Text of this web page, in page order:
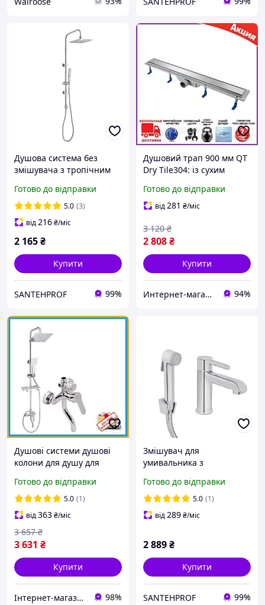
Душова система без
змішувача з тропічним
шлангом QT1001CRM
Готово до відправки
5.0 (3)
від 216₴/міс
2 165₴
Купити
SANTEHPROF 99%
Душовий трап 900 мм QT
Dry Tile304: із сухим
плитку 90 см
Готово до відправки
від 281 ₴/міс
2 808₴
3 120 ₴
Купити
Интернет-магазин Строй Дом 94%
Душові системи душові
колони для душу для
Qtap Квадратний
тропічний душ
Готово до відправки
5.0 (1)
від363₴/міс
3 631 ₴
3 657 ₴
Купити
Інтернет-магазин «AquaComfort» ФОП Муха Є. Л. 98%
Змішувач для
умивальника з
латунний
QTGRA272CRM45670
Chrome
Готово до відправки
5.0 (1)
від289₴/міс
2 889₴
Купити
SANTEHPROF 99%